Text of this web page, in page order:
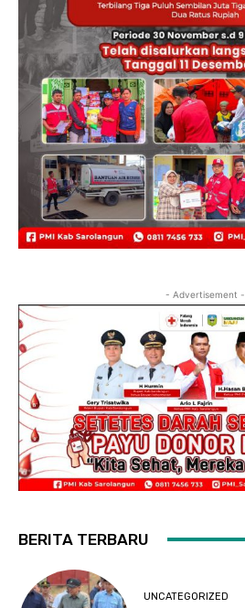
- Advertisement -
BERITA TERBARU
UNCATEGORIZED